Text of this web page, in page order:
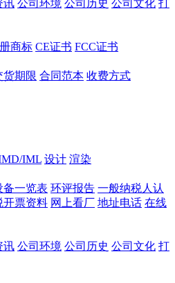
讯 公司环境 公司历史 公司文化 打
商标 CE证书 FCC证书
货期限 合同范本 收费方式
IML 设计 渲染
备一览表 环评报告 一般纳税人认
开票资料 网上看厂 地址电话 在线
讯 公司环境 公司历史 公司文化 打